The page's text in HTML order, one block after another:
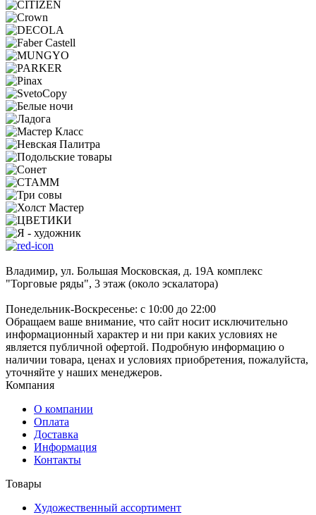
Владимир, ул. Большая Московская, д. 19А комплекс
"Торговые ряды", 3 этаж (около эскалатора)
Понедельник-Воскресенье: с 10:00 до 22:00
Обращаем ваше внимание, что сайт носит исключительно
информационный характер и ни при каких условиях не
является публичной офертой. Подробную информацию о
наличии товара, ценах и условиях приобретения, пожалуйста,
уточняйте у наших менеджеров.
Компания
О компании
Оплата
Доставка
Информация
Контакты
Товары
Художественный ассортимент